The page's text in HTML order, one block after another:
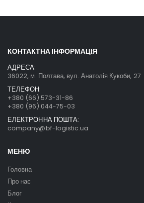
КОНТАКТНА ІНФОРМАЦІЯ
АДРЕСА:
36022, м. Полтава, вул. Анатолія Кукоби, 27
ТЕЛЕФОН:
+380 (66) 573-31-86
+380 (96) 044-75-03
ЕЛЕКТРОННА ПОШТА:
company@bf-logistic.ua
МЕНЮ
Головна
Про нас
Блог